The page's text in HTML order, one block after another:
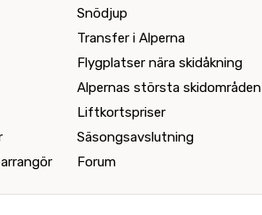
Snödjup
Transfer i Alperna
Flygplatser nära skidåkning
Alpernas största skidområden
Liftkortspriser
Säsongsavslutning
Forum